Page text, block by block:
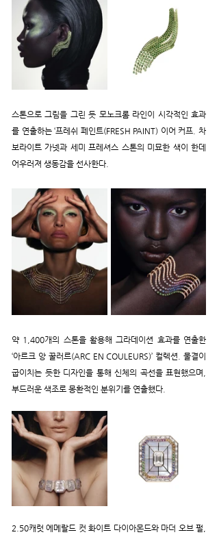
스톤으로 그림을 그린 듯 모노크롬 라인이 시각적인 효과
를 연출하는 ‘프레쉬 페인트(FRESH PAINT) 이어 커프. 차
보라이트 가넷과 세미 프레셔스 스톤의 미묘한 색이 한데
어우러져 생동감을 선사한다.
약 1,400개의 스톤을 활용해 그라데이션 효과를 연출한
‘아르크 앙 꿀러르(ARC EN COULEURS)’ 컬렉션. 물결이
굽이치는 듯한 디자인을 통해 신체의 곡선을 표현했으며,
부드러운 색조로 몽환적인 분위기를 연출했다.
2.50캐럿 에메랄드 컷 화이트 다이아몬드와 마더 오브 펄,